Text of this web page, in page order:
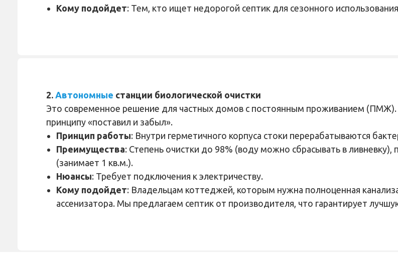
Кому подойдет: Тем, кто ищет недорогой септик для сезонного
2. Автономные станции биологической очистки
Это современное решение для частных домов с постоянным проживанием
принципу «поставил и забыл».
Принцип работы: Внутри герметичного корпуса стоки перерабатываются
Преимущества: Степень очистки до 98% (воду можно сбрасывать в
(занимает 1 кв.м.).
Нюансы: Требует подключения к электричеству.
Кому подойдет: Владельцам коттеджей, которым нужна полноценная
ассенизатора. Мы предлагаем септик от производителя, что гарантирует